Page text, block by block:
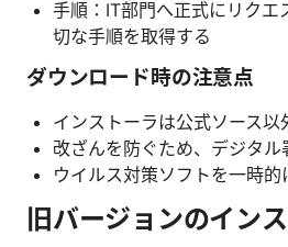
手順：IT部門へ正式にリクエ
切な手順を取得する
ダウンロード時の注意点
インストーラは公式ソース以
改ざんを防ぐため、デジタ
ウイルス対策ソフトを一時的
旧バージョンのイン